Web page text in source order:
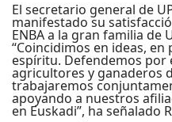
El secretario general de
manifestado su
ENBA a la gran familia de
“Coincidimos en ideas,
espíritu. Defendemos por
agricultores y ganaderos
trabajaremos
apoyando a nuestros
en Euskadi”, ha señalado